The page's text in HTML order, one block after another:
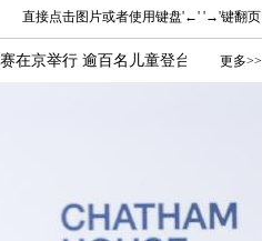
直接点击图片或者使用键盘'←' '→'键翻页